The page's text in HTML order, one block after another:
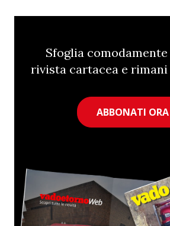
Sfoglia
rivista cartacea e
ABBONATI ORA